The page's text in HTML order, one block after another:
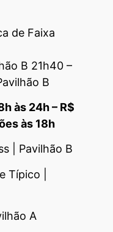
de Faixa
B 21h40 –
B
às 24h – R$
às 18h
| Pavilhão B
Típico |
A